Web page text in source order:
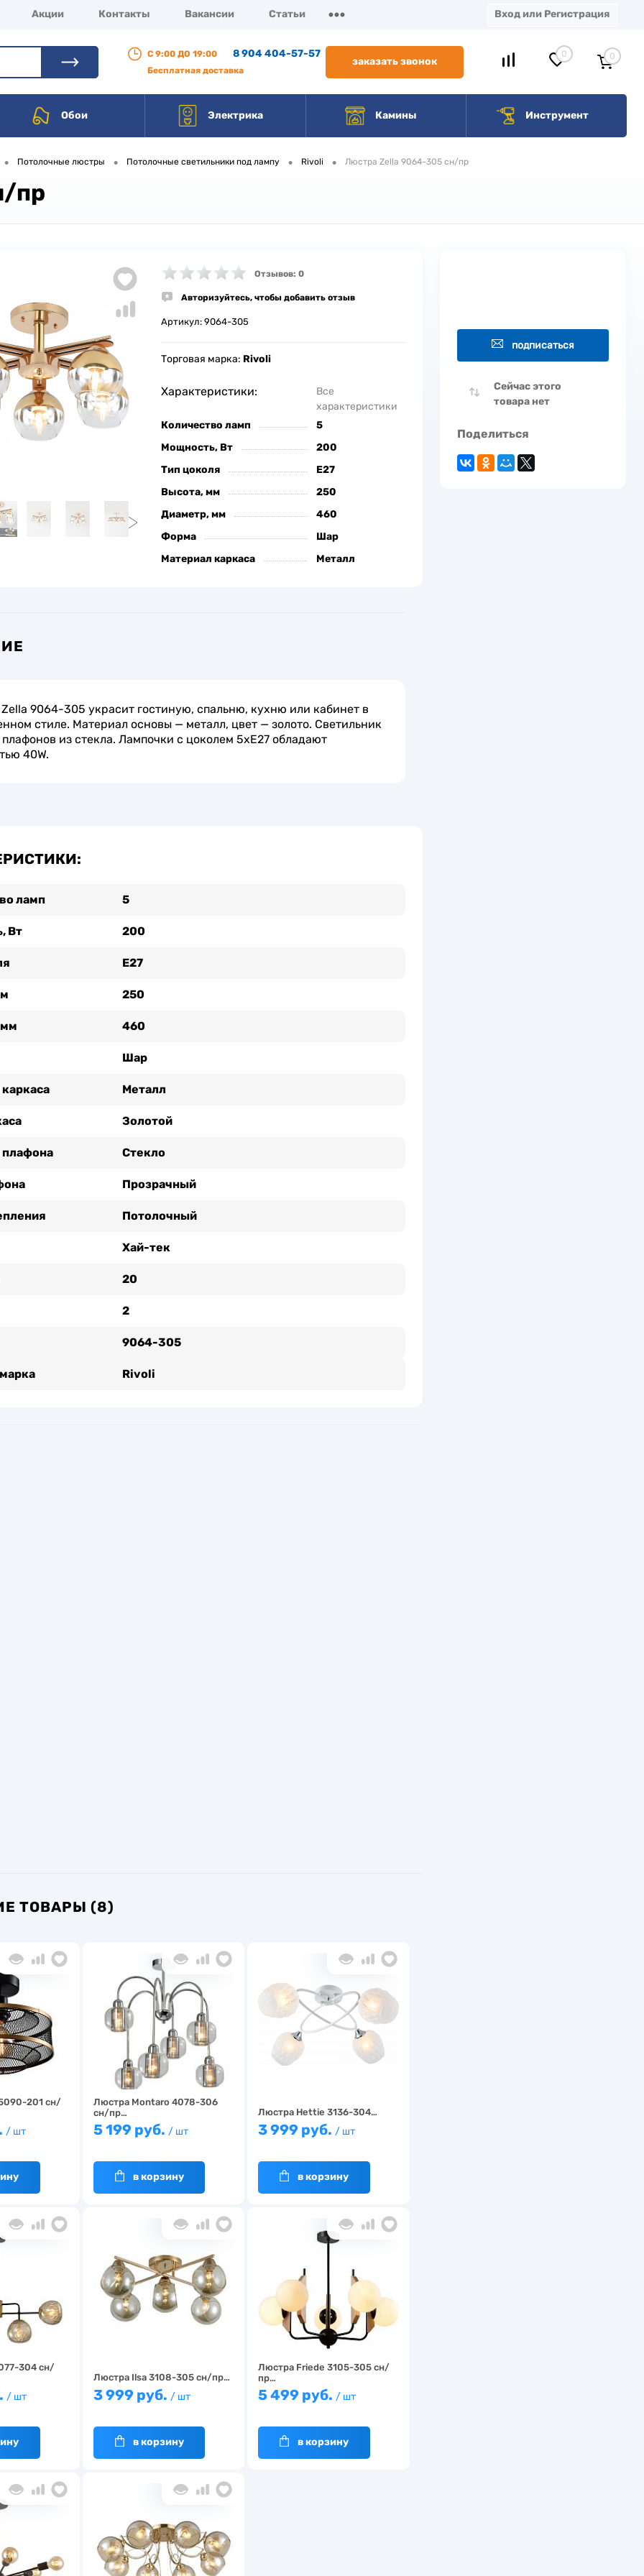
Акции Контакты Вакансии Статьи Вход или Регистрация
С 9:00 ДО 19:00 8 904 404-57-57
Бесплатная доставка
заказать звонок
0 0
Обои Электрика Камины Инструмент
• Потолочные люстры • Потолочные светильники под лампу • Rivoli • Люстра Zella 9064-305 сн/пр
пр
Отзывов: 0
Авторизуйтесь, чтобы добавить отзыв
Артикул: 9064-305
Торговая марка: Rivoli
Характеристики:
Все
характеристики
Количество ламп
5
Мощность, Вт
200
Тип цоколя
Е27
Высота, мм
250
Диаметр, мм
460
Форма
Шар
Материал каркаса
Металл
9064-305 украсит гостиную, спальню, кухню или кабинет в
стиле. Материал основы — металл, цвет — золото. Светильник
из стекла. Лампочки с цоколем 5xE27 обладают
40W.
ламп 5
Вт 200
Е27
250
460
Шар
Металл
Золотой
плафона Стекло
Прозрачный
Потолочный
Хай-тек
20
2
9064-305
Rivoli
ТОВАРЫ (8)
201 сн/
/ шт
Люстра Montaro 4078-306
сн/пр…
5 199 руб. / шт
в корзину
Люстра Hettie 3136-304…
3 999 руб. / шт
в корзину
304 сн/
/ шт
Люстра Ilsa 3108-305 сн/пр…
3 999 руб. / шт
в корзину
Люстра Friede 3105-305 сн/
пр…
5 499 руб. / шт
в корзину
подписаться
Сейчас этого
товара нет
Поделиться